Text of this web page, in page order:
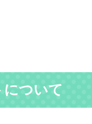
ついて